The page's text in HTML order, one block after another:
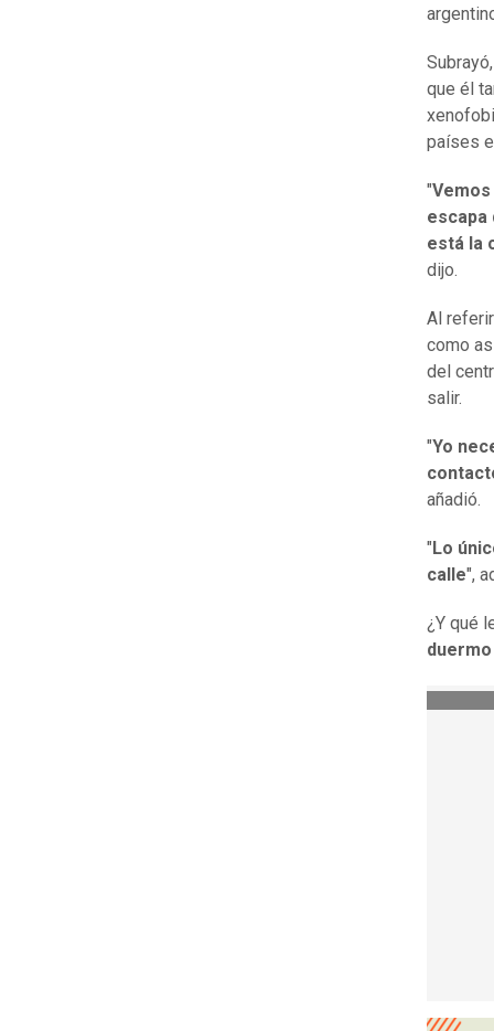
que él
países
"
escapa
está la
dijo.
Al
como
del
salir.
"Yo
añadió.
" Lo
calle",
¿Y qué